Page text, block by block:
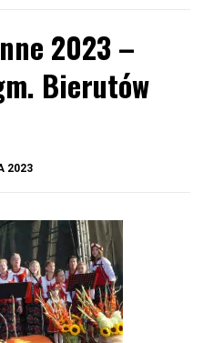
2023 –
Bierutów
2023